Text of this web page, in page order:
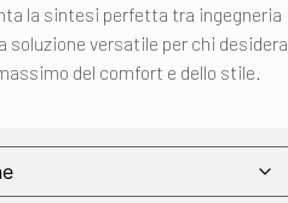
la sintesi perfetta tra ingegneria
soluzione versatile per chi desidera
del comfort e dello stile.